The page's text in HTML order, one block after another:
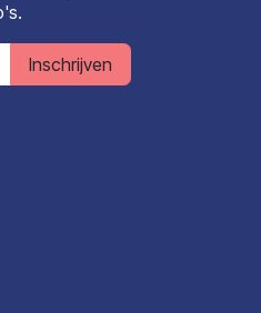
Inschrijven